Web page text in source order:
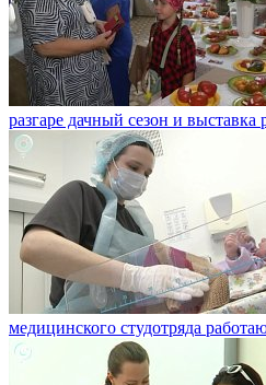
разгаре дачный сезон и выставка
медицинского студотряда